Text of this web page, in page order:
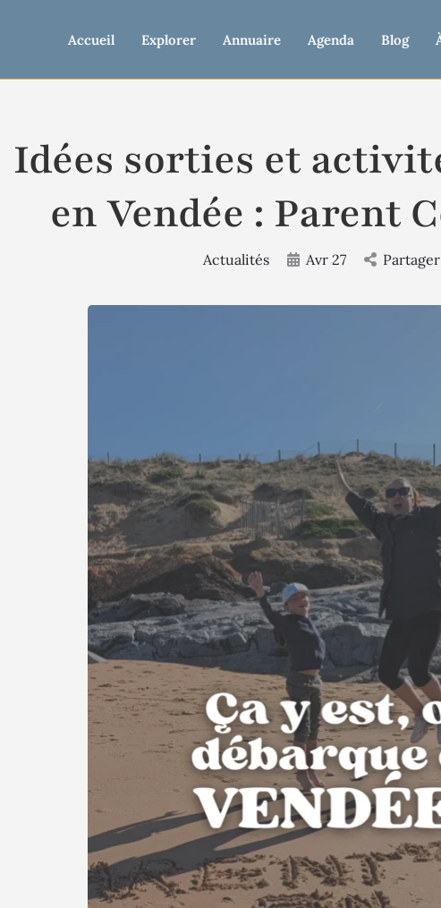
Accueil Explorer Annuaire Agenda Blog
Idées sorties et
en Vendée : Parent
Actualités Avr 27